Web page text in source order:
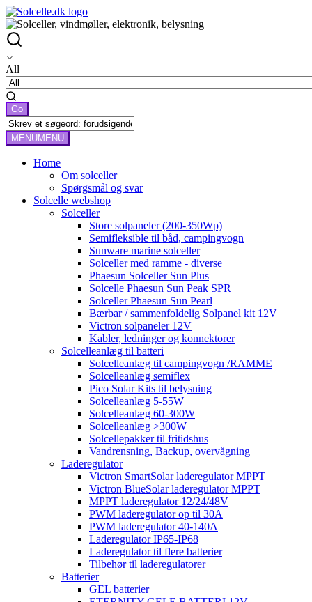
All
MENUMENU
Home
Om solceller
Spørgsmål og svar
Solcelle webshop
Solceller
Store solpaneler (200-350Wp)
Semifleksible til båd, campingvogn
Sunware marine solceller
Solceller med ramme - diverse
Phaesun Solceller Sun Plus
Solcelle Phaesun Sun Peak SPR
Solceller Phaesun Sun Pearl
Bærbar / sammenfoldelig Solpanel kit 12V
Victron solpaneler 12V
Kabler, ledninger og konnektorer
Solcelleanlæg til batteri
Solcelleanlæg til campingvogn /RAMME
Solcelleanlæg semiflex
Pico Solar Kits til belysning
Solcelleanlæg 5-55W
Solcelleanlæg 60-300W
Solcelleanlæg >300W
Solcellepakker til fritidshus
Vandrensning, Backup, overvågning
Laderegulator
Victron SmartSolar laderegulator MPPT
Victron BlueSolar laderegulator MPPT
MPPT laderegulator 12/24/48V
PWM laderegulator op til 30A
PWM laderegulator 40-140A
Laderegulator IP65-IP68
Laderegulator til flere batterier
Tilbehør til laderegulatorer
Batterier
GEL batterier